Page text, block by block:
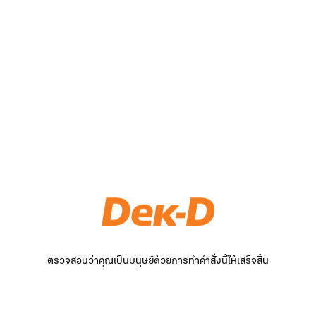
ตรวจสอบว่าคุณเป็นมนุษย์ด้วยการทำคำสั่งนี้ให้เสร็จสิ้น